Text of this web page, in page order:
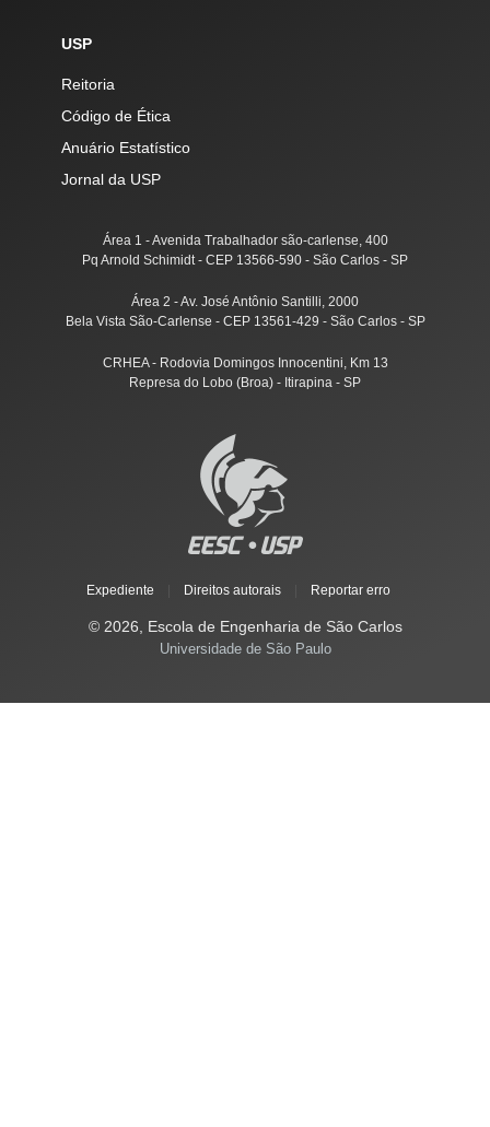
USP
Reitoria
Código de Ética
Anuário Estatístico
Jornal da USP
Área 1 - Avenida Trabalhador são-carlense, 400
Pq Arnold Schimidt - CEP 13566-590 - São Carlos - SP
Área 2 - Av. José Antônio Santilli, 2000
Bela Vista São-Carlense - CEP 13561-429 - São Carlos - SP
CRHEA - Rodovia Domingos Innocentini, Km 13
Represa do Lobo (Broa) - Itirapina - SP
Expediente Direitos autorais Reportar erro
© 2026, Escola de Engenharia de São Carlos
Universidade de São Paulo